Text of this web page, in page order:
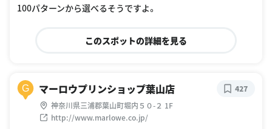
100パターンから選べるそうですよ。
このスポットの詳細を見る
G マーロウプリンショップ葉山店
神奈川県三浦郡葉山町堀内５０-２ 1F
http://www.marlowe.co.jp/
427